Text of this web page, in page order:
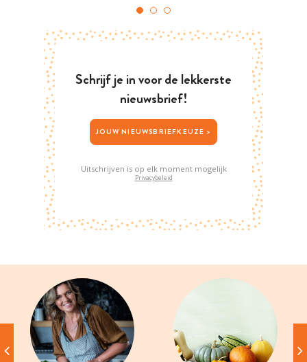
Schrijf je in voor de lekkerste
nieuwsbrief!
JOUW NIEUWSBRIEFKEUZE >
Uitschrijven is op elk moment mogelijk
Privacybeleid